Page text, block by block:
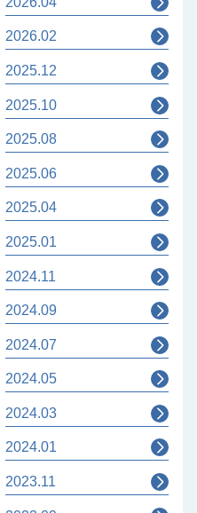
2026.02
2025.12
2025.10
2025.08
2025.06
2025.04
2025.01
2024.11
2024.09
2024.07
2024.05
2024.03
2024.01
2023.11